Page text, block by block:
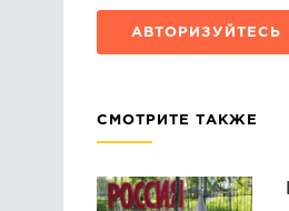
АВТОРИЗУЙТЕСЬ
СМОТРИТЕ ТАКЖЕ